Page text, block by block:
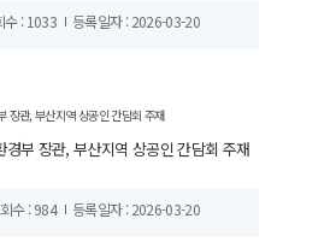
수 : 1033 등록일자 : 2026-03-20
경부 장관, 부산지역 상공인 간담회 주재
수 : 984 등록일자 : 2026-03-20